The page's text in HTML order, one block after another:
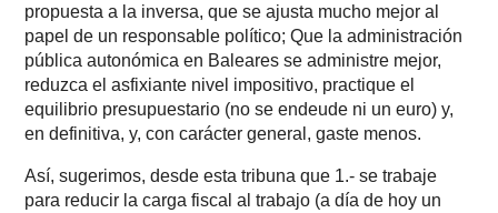
propuesta a la inversa, que se ajusta mucho mejor al
papel de un responsable político; Que la administración
pública autonómica en Baleares se administre mejor,
reduzca el asfixiante nivel impositivo, practique el
equilibrio presupuestario (no se endeude ni un euro) y,
en definitiva, y, con carácter general, gaste menos.
Así, sugerimos, desde esta tribuna que 1.- se trabaje
para reducir la carga fiscal al trabajo (a día de hoy un